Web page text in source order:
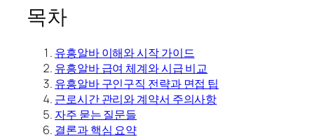
목차
유흥알바 이해와 시작 가이드
유흥알바 급여 체계와 시급 비교
유흥알바 구인구직 전략과 면접 팁
근로시간 관리와 계약서 주의사항
자주 묻는 질문들
결론과 핵심 요약